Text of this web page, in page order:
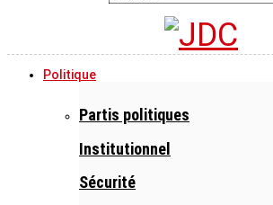
Politique
Partis politiques
Institutionnel
Sécurité